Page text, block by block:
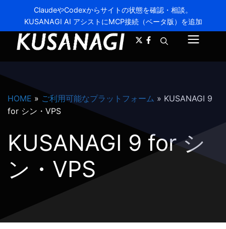
ClaudeやCodexからサイトの状態を確認・相談。
KUSANAGI AI アシストにMCP接続（ベータ版）を追加
ニ
ー
HOME » ご利用可能なプラットフォーム » KUSANAGI 9
for シン・VPS
KUSANAGI 9 for シ
ン・VPS
A- A+